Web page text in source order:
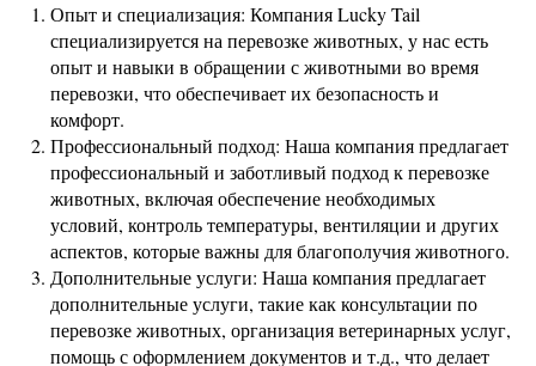
Опыт и специализация: Компания Lucky Tail
специализируется на перевозке животных, у нас есть
опыт и навыки в обращении с животными во время
перевозки, что обеспечивает их безопасность и
комфорт.
Профессиональный подход: Наша компания предлагает
профессиональный и заботливый подход к перевозке
животных, включая обеспечение необходимых
условий, контроль температуры, вентиляции и других
аспектов, которые важны для благополучия животного.
Дополнительные услуги: Наша компания предлагает
дополнительные услуги, такие как консультации по
перевозке животных, организация ветеринарных услуг,
помощь с оформлением документов и т.д., что делает